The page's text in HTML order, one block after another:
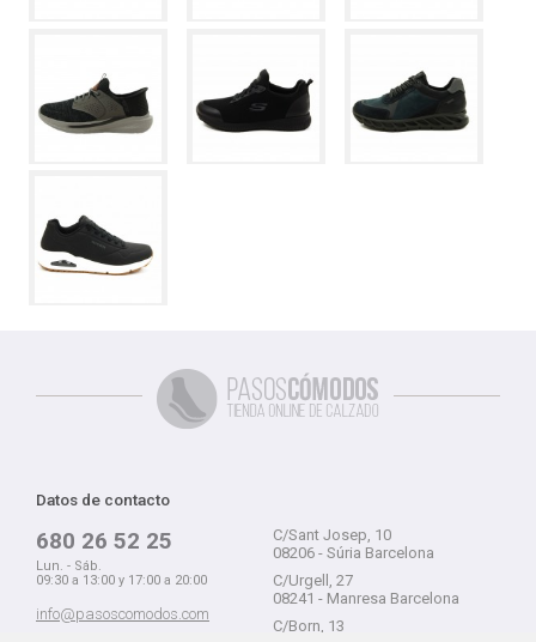
Datos de contacto
680 26 52 25
Lun. - Sáb.
09:30 a 13:00 y 17:00 a 20:00
info@pasoscomodos.com
C/Sant Josep, 10
08206 - Súria Barcelona
C/Urgell, 27
08241 - Manresa Barcelona
C/Born, 13